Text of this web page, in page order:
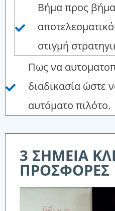
Βήμα προς
στιγμή
Πως να
διαδικασία ώστε
αυτόματο πιλότο.
3 ΣΗΜΕΙΑ
ΠΡΟΣΦΟΡΕΣ